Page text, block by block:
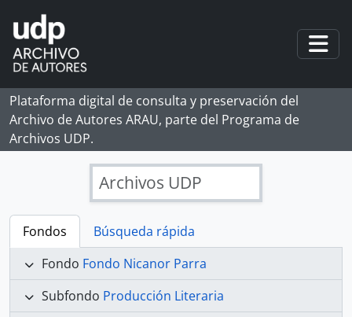
Skip to main content
Plataforma digital de consulta y preservación del
Archivo de Autores ARAU, parte del Programa de
Archivos UDP.
Archivos UDP
Fondos
Búsqueda rápida
Fondo Fondo Nicanor Parra
Subfondo Producción Literaria